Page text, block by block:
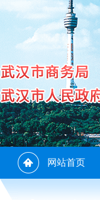
网站首页